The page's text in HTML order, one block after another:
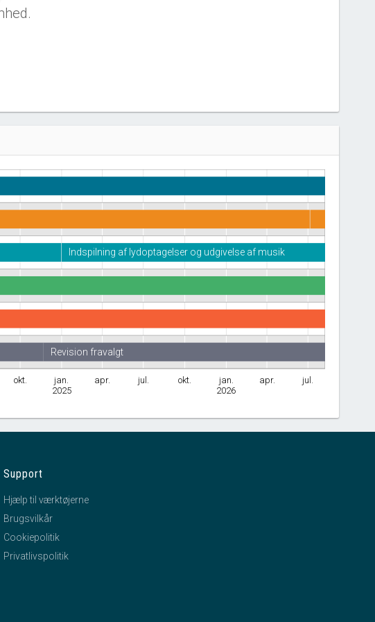
okt.
jan.
2025
apr. jul. okt.
jan.
2026
apr. jul.
Indspilning af lydoptagelser og udgivelse af musik
Revision fravalgt
Support
Hjælp til værktøjerne
Brugsvilkår
Cookiepolitik
Privatlivspolitik